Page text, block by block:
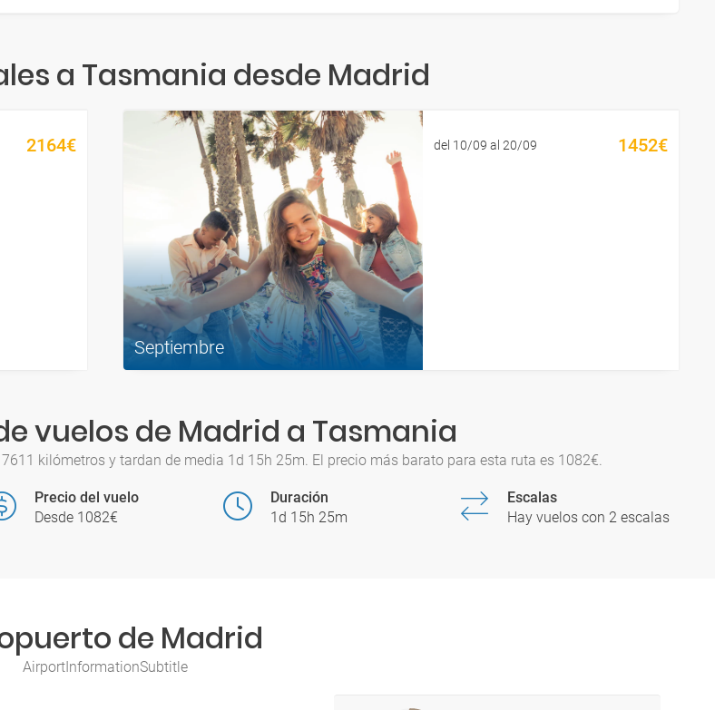
a Tasmania desde Madrid
2164€
Septiembre
del 10/09 al 20/09 1452€
vuelos de Madrid a Tasmania
kilómetros y tardan de media 1d 15h 25m. El precio más barato para esta ruta es 1082€.
Precio del vuelo
Desde 1082€
Duración
1d 15h 25m
Escalas
Hay vuelos con 2 escalas
de Madrid
AirportInformationSubtitle